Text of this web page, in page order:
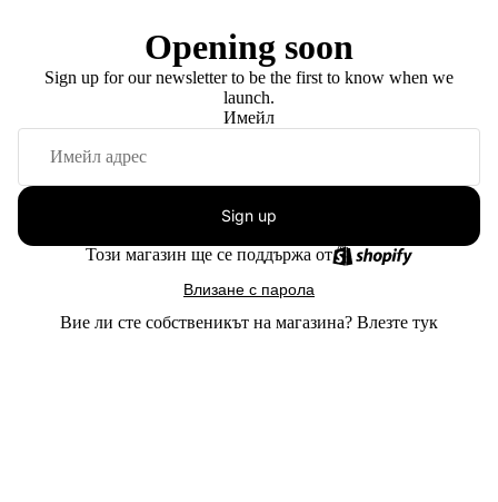
Opening soon
Sign up for our newsletter to be the first to know when we
launch.
Имейл
Sign up
Този магазин ще се поддържа от
Влизане с парола
Вие ли сте собственикът на магазина? Влезте тук